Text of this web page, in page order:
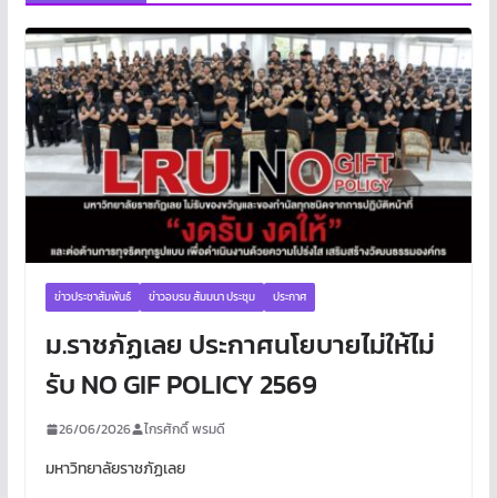
ข่าวประชาสัมพันธ์ ข่าวอบรม สัมมนา ประชุม ประกาศ
ม.ราชภัฏเลย ประกาศนโยบายไม่ให้ไม่
รับ NO GIF POLICY 2569
26/06/2026 ไกรศักดิ์ พรมดี
มหาวิทยาลัยราชภัฏเลย